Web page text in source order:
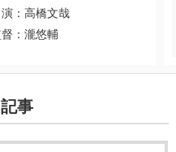
演：高橋文哉
督：瀧悠輔
事